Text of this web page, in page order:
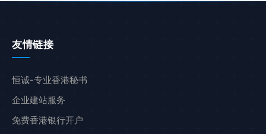
友情链接
恒诚-专业香港秘书
企业建站服务
免费香港银行开户